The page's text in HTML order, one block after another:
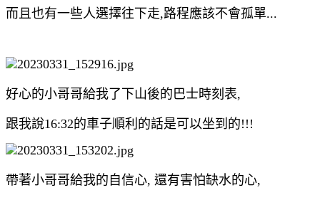
而且也有一些人選擇往下走,路程應該不會孤單...
好心的小哥哥給我了下山後的巴士時刻表,
跟我說16:32的車子順利的話是可以坐到的!!!
帶著小哥哥給我的自信心, 還有害怕缺水的心,